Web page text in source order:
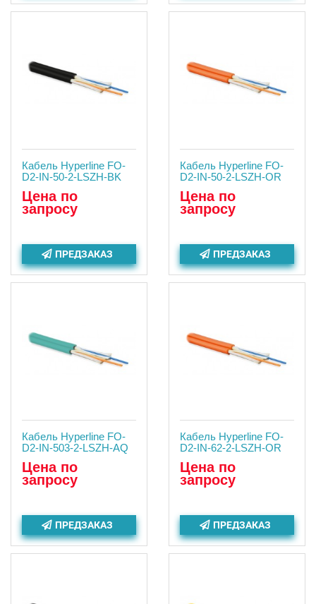
Кабель Hyperline FO-
D2-IN-50-2-LSZH-BK
Цена по
запросу
ПРЕДЗАКАЗ
Кабель Hyperline FO-
D2-IN-50-2-LSZH-OR
Цена по
запросу
ПРЕДЗАКАЗ
Кабель Hyperline FO-
D2-IN-503-2-LSZH-AQ
Цена по
запросу
ПРЕДЗАКАЗ
Кабель Hyperline FO-
D2-IN-62-2-LSZH-OR
Цена по
запросу
ПРЕДЗАКАЗ